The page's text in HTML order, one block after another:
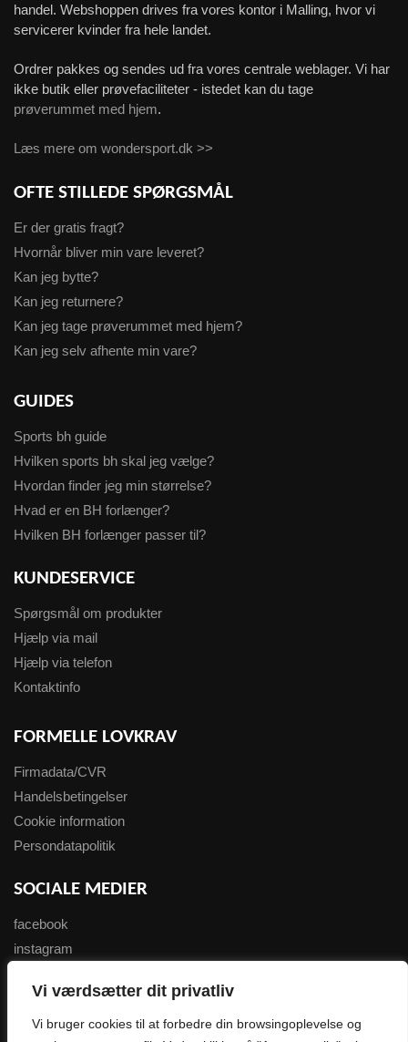
Vi værdsætter dit privatliv
Vi bruger cookies til at forbedre din browsingoplevelse og
handel. Webshoppen drives fra vores kontor i Malling, hvor vi
servicerer kvinder fra hele landet.
Ordrer pakkes og sendes ud fra vores centrale weblager. Vi har
ikke butik eller prøvefaciliteter - istedet kan du tage
prøverummet med hjem.
Læs mere om wondersport.dk >>
OFTE STILLEDE SPØRGSMÅL
Er der gratis fragt?
Hvornår bliver min vare leveret?
Kan jeg bytte?
Kan jeg returnere?
Kan jeg tage prøverummet med hjem?
Kan jeg selv afhente min vare?
GUIDES
Sports bh guide
Hvilken sports bh skal jeg vælge?
Hvordan finder jeg min størrelse?
Hvad er en BH forlænger?
Hvilken BH forlænger passer til?
KUNDESERVICE
Spørgsmål om produkter
Hjælp via mail
Hjælp via telefon
Kontaktinfo
FORMELLE LOVKRAV
Firmadata/CVR
Handelsbetingelser
Cookie information
Persondatapolitik
SOCIALE MEDIER
facebook
instagram
NYHEDSBREV